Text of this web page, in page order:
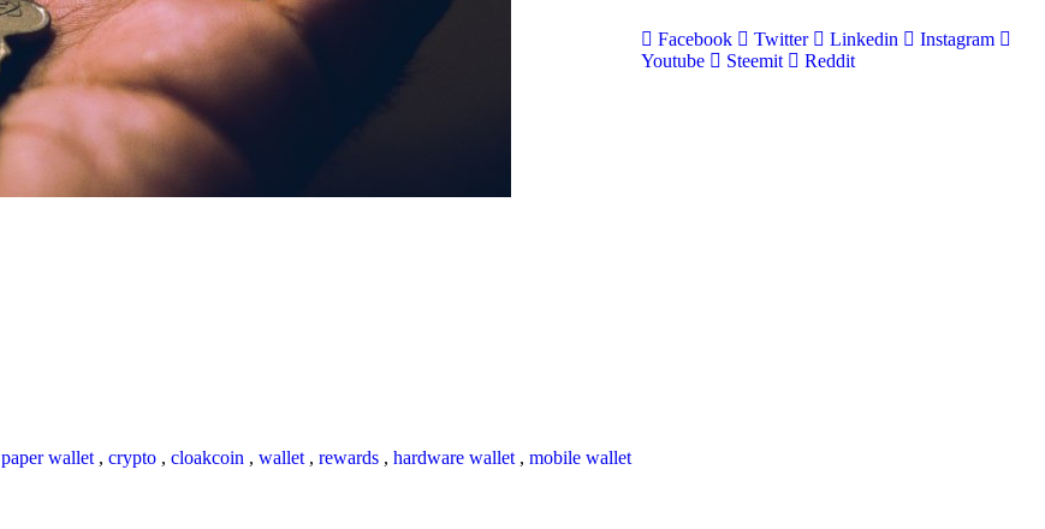
paper wallet , crypto , cloakcoin , wallet , rewards , hardware wallet , mobile wallet
Facebook Twitter Linkedin
Instagram
Youtube
Steemit Reddit